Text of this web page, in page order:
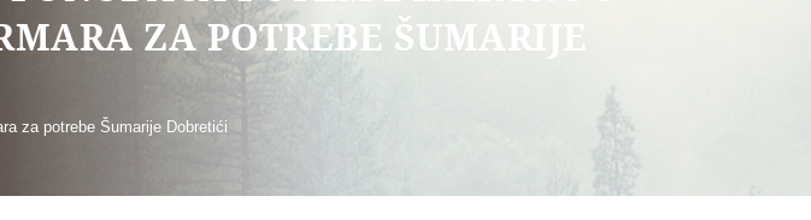
ZA POTREBE ŠUMARIJE
za potrebe Šumarije Dobretići